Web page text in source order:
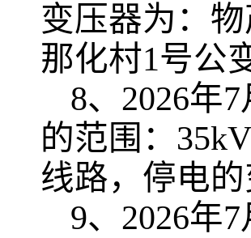
变压器为：
那化村1号公
8、2026年
的范围：
线路，停电
9、2026年